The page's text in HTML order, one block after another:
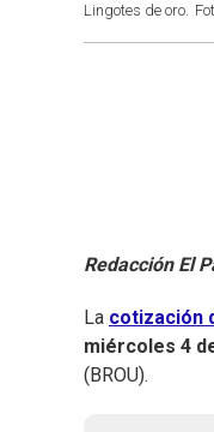
Lingotes de oro.
Redacción El
La cotización
miércoles 4
(BROU).